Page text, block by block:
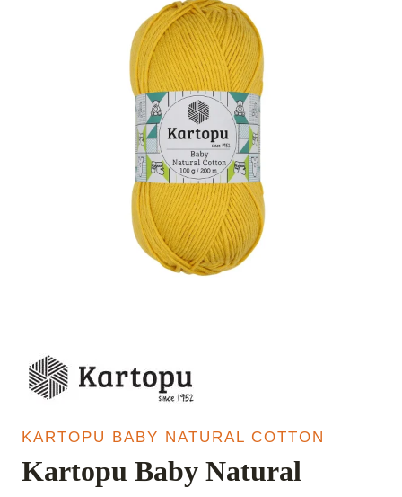
KARTOPU BABY NATURAL COTTON
Kartopu Baby Natural